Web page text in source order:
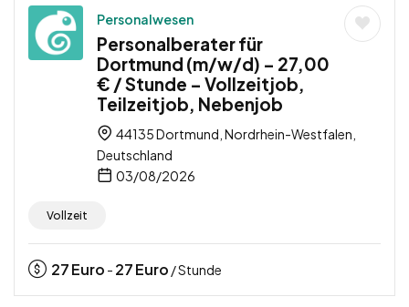
Personalwesen
Personalberater für
Dortmund (m/w/d) – 27,00
€ / Stunde – Vollzeitjob,
Teilzeitjob, Nebenjob
44135 Dortmund, Nordrhein-Westfalen,
Deutschland
03/08/2026
Vollzeit
27Euro - 27Euro / Stunde